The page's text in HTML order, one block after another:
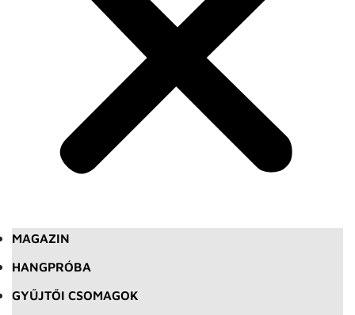
MAGAZIN
HANGPRÓBA
GYŰJTŐI CSOMAGOK